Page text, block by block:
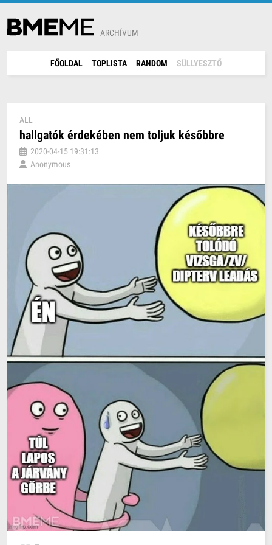
ARCHÍVUM
FŐOLDAL TOPLISTA RANDOM SÜLLYESZTŐ
ALL
hallgatók érdekében nem toljuk későbbre
2020-04-15 19:31:13
Anonymous